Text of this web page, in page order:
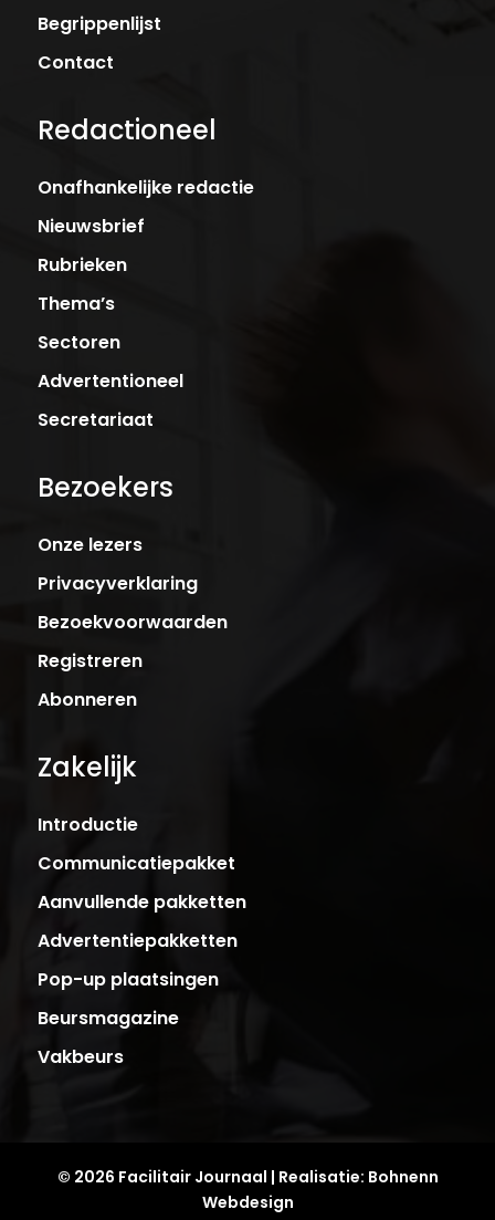
Begrippenlijst
Contact
Redactioneel
Onafhankelijke redactie
Nieuwsbrief
Rubrieken
Thema’s
Sectoren
Advertentioneel
Secretariaat
Bezoekers
Onze lezers
Privacyverklaring
Bezoekvoorwaarden
Registreren
Abonneren
Zakelijk
Introductie
Communicatiepakket
Aanvullende pakketten
Advertentiepakketten
Pop-up plaatsingen
Beursmagazine
Vakbeurs
© 2026 Facilitair Journaal | Realisatie: Bohnenn
Webdesign